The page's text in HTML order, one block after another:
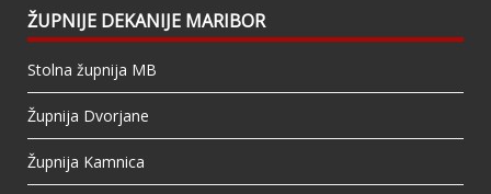
ŽUPNIJE DEKANIJE MARIBOR
Stolna župnija MB
Župnija Dvorjane
Župnija Kamnica